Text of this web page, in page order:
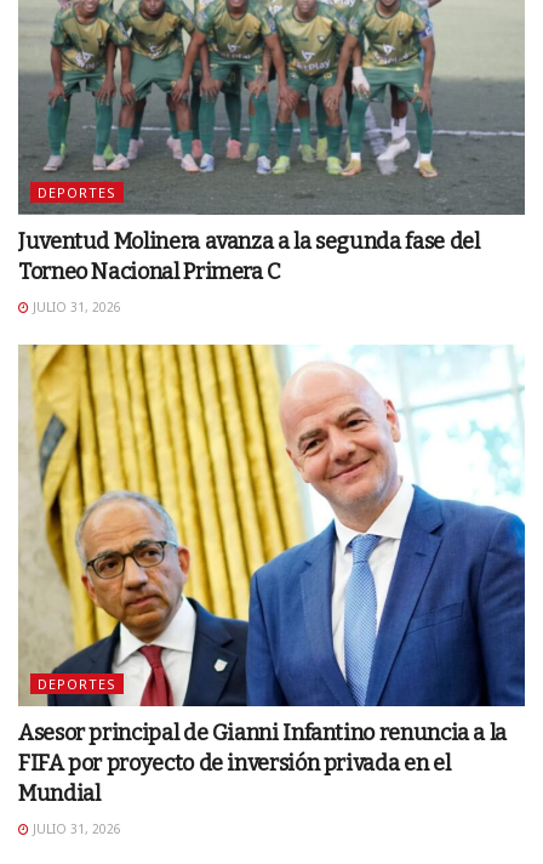
DEPORTES
Juventud Molinera avanza a la segunda fase del
Torneo Nacional Primera C
JULIO 31, 2026
DEPORTES
Asesor principal de Gianni Infantino renuncia a la
FIFA por proyecto de inversión privada en el
Mundial
JULIO 31, 2026